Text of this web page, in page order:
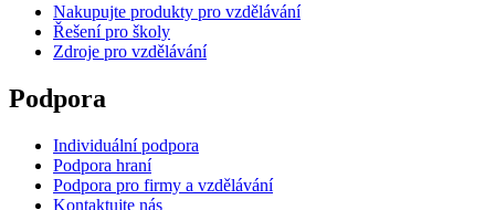
Nakupujte produkty pro vzdělávání
Řešení pro školy
Zdroje pro vzdělávání
Podpora
Individuální podpora
Podpora hraní
Podpora pro firmy a vzdělávání
Kontaktujte nás